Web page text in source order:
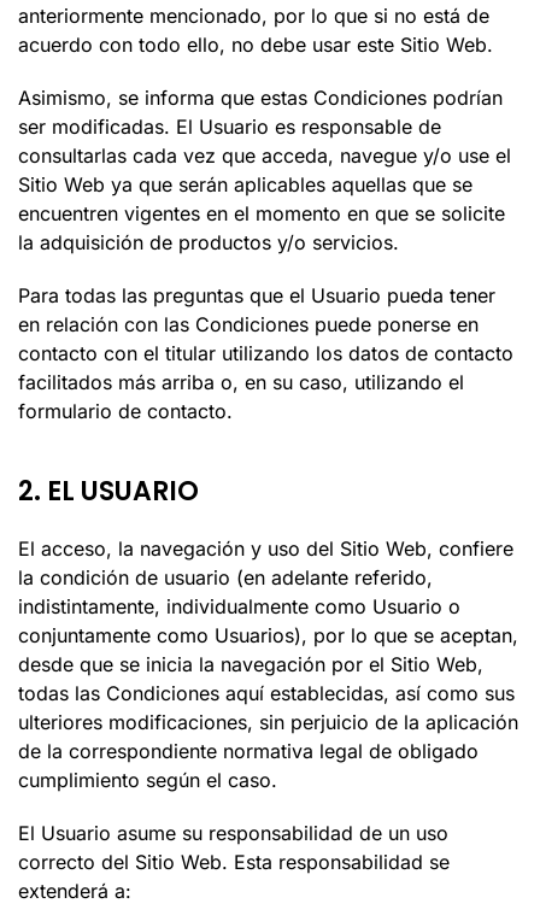
anteriormente mencionado, por lo que si no está de
acuerdo con todo ello, no debe usar este Sitio Web.
Asimismo, se informa que estas Condiciones podrían
ser modificadas. El Usuario es responsable de
consultarlas cada vez que acceda, navegue y/o use el
Sitio Web ya que serán aplicables aquellas que se
encuentren vigentes en el momento en que se solicite
la adquisición de productos y/o servicios.
Para todas las preguntas que el Usuario pueda tener
en relación con las Condiciones puede ponerse en
contacto con el titular utilizando los datos de contacto
facilitados más arriba o, en su caso, utilizando el
formulario de contacto.
2. EL USUARIO
El acceso, la navegación y uso del Sitio Web, confiere
la condición de usuario (en adelante referido,
indistintamente, individualmente como Usuario o
conjuntamente como Usuarios), por lo que se aceptan,
desde que se inicia la navegación por el Sitio Web,
todas las Condiciones aquí establecidas, así como sus
ulteriores modificaciones, sin perjuicio de la aplicación
de la correspondiente normativa legal de obligado
cumplimiento según el caso.
El Usuario asume su responsabilidad de un uso
correcto del Sitio Web. Esta responsabilidad se
extenderá a: